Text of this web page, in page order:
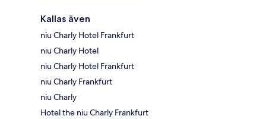
Kallas även
niu Charly Hotel Frankfurt
niu Charly Hotel
niu Charly Hotel Frankfurt
niu Charly Frankfurt
niu Charly
Hotel the niu Charly Frankfurt